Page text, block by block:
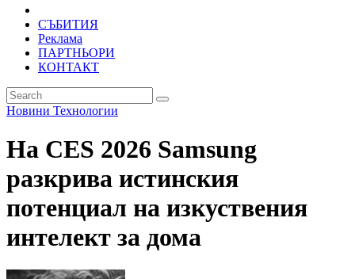
СЪБИТИЯ
Реклама
ПАРТНЬОРИ
КОНТАКТ
Новини Технологии
На CES 2026 Samsung
разкрива истинския
потенциал на изкуствения
интелект за дома